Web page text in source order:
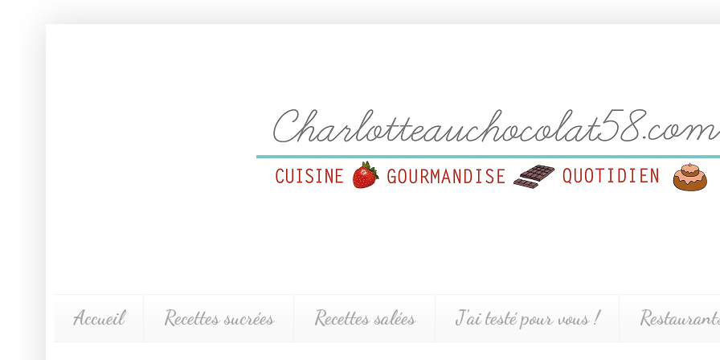
Accueil Recettes sucrées Recettes salées J'ai testé pour vous !